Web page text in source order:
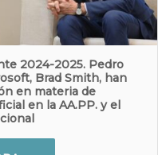
2024-2025. Pedro
Brad Smith, han
en materia de
en la AA.PP. y el